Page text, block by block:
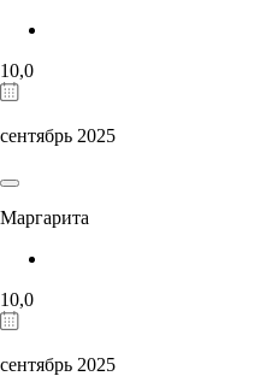
10,0
сентябрь 2025
Маргарита
10,0
сентябрь 2025